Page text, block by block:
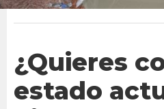
¿Quieres
estado